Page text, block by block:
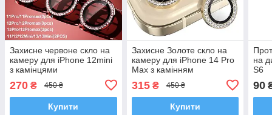
Захисне червоне скло на
камеру для iPhone 12mini
з камінцями
270 ₴ 450 ₴
Купити
Захисне Золоте скло на
камеру для iPhone 14 Pro
Max з камінням
315₴ 450 ₴
Купити
на
S6
90